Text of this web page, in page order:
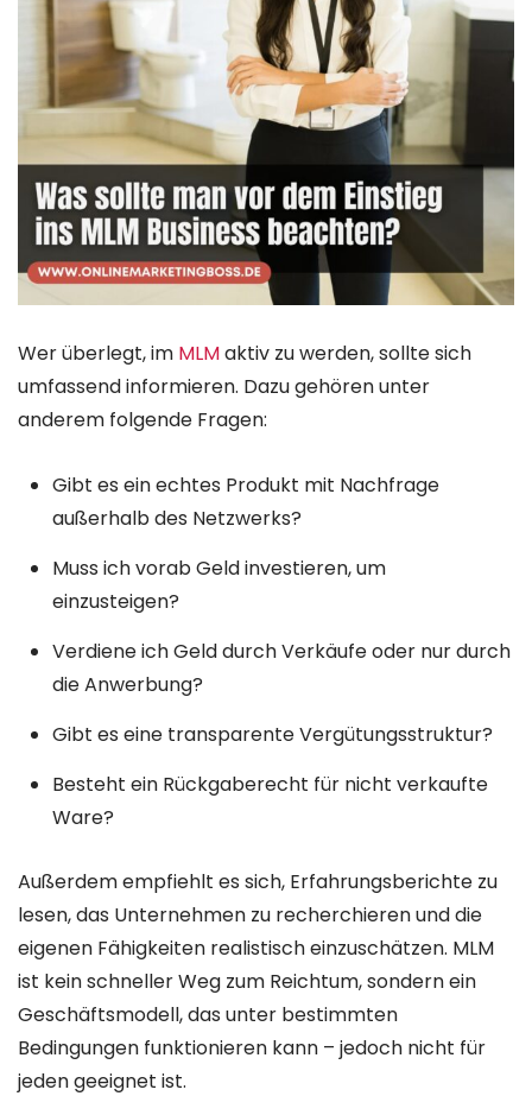
Wer überlegt, im MLMaktiv zu werden, sollte sich
umfassend informieren. Dazu gehören unter
anderem folgende Fragen:
Gibt es ein echtes Produkt mit Nachfrage
außerhalb des Netzwerks?
Muss ich vorab Geld investieren, um
einzusteigen?
Verdiene ich Geld durch Verkäufe oder nur durch
die Anwerbung?
Gibt es eine transparente Vergütungsstruktur?
Besteht ein Rückgaberecht für nicht verkaufte
Ware?
Außerdem empfiehlt es sich, Erfahrungsberichte zu
lesen, das Unternehmen zu recherchieren und die
eigenen Fähigkeiten realistisch einzuschätzen. MLM
ist kein schneller Weg zum Reichtum, sondern ein
Geschäftsmodell, das unter bestimmten
Bedingungen funktionieren kann – jedoch nicht für
jeden geeignet ist.